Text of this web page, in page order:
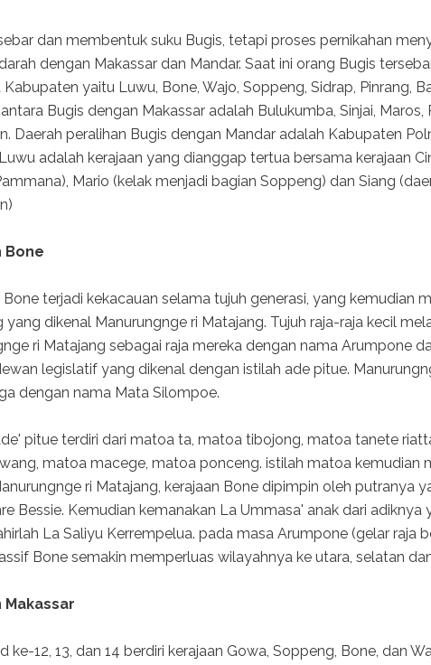
dan membentuk suku Bugis, tetapi proses pernikahan
dengan Makassar dan Mandar. Saat ini orang Bugis
yaitu Luwu, Bone, Wajo, Soppeng, Sidrap, Pinrang,
Bugis dengan Makassar adalah Bulukumba, Sinjai, Maros,
Daerah peralihan Bugis dengan Mandar adalah Kabupaten
adalah kerajaan yang dianggap tertua bersama kerajaan
Mario (kelak menjadi bagian Soppeng) dan Siang
Bone
Bone terjadi kekacauan selama tujuh generasi, yang kemudian
yang dikenal Manurungnge ri Matajang. Tujuh raja-raja kecil
ri Matajang sebagai raja mereka dengan nama Arumpone
legislatif yang dikenal dengan istilah ade pitue.
dengan nama Mata Silompoe.
pitue terdiri dari matoa ta, matoa tibojong, matoa tanete
matoa macege, matoa ponceng. istilah matoa kemudian
ri Matajang, kerajaan Bone dipimpin oleh putranya
Bessie. Kemudian kemanakan La Ummasa' anak dari adiknya
La Saliyu Kerrempelua. pada masa Arumpone (gelar raja
Bone semakin memperluas wilayahnya ke utara, selatan
Makassar
ke-12, 13, dan 14 berdiri kerajaan Gowa, Soppeng, Bone, dan